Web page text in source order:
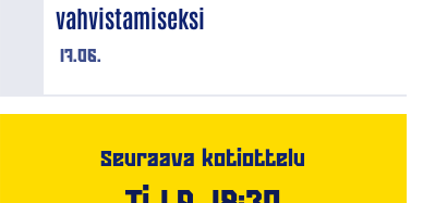
17.06.
vahvistamiseksi
Seuraava kotiottelu